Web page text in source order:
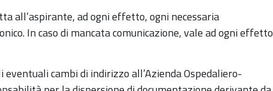
all’aspirante, ad ogni effetto, ogni necessaria
In caso di mancata comunicazione, vale ad ogni effetto
eventuali cambi di indirizzo all’Azienda Ospedaliero-